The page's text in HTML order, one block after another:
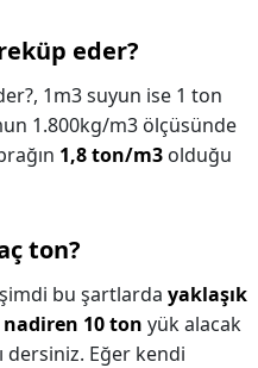
eder?
1m3 suyun ise 1 ton
1.800kg/m3 ölçüsünde
1,8 ton/m3 olduğu
ton?
şimdi bu şartlarda yaklaşık
10 ton yük alacak
dersiniz. Eğer kendi